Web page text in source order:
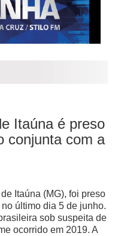
Itaúna é preso
conjunta com a
Itaúna (MG), foi preso
último dia 5 de junho.
sob suspeita de
ocorrido em 2019. A